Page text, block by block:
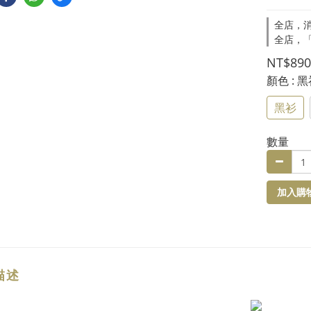
全店，
全店，
NT$890
顏色 :
黑衫
數量
加入購
述